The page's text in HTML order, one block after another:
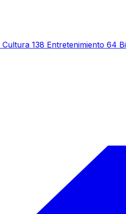
Cultura 138 Entretenimiento 64